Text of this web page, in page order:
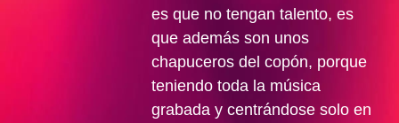
es que no tengan talento, es
que además son unos
chapuceros del copón, porque
teniendo toda la música
grabada y centrándose solo en